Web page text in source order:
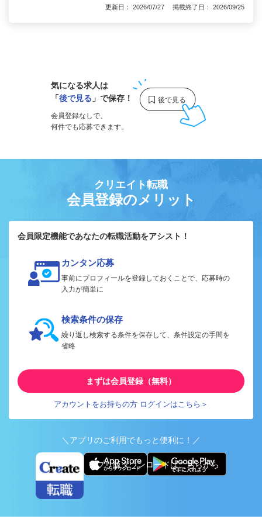
更新日： 2026/07/27 掲載終了日： 2026/09/25
気になる求人は
「後で見る 」で保存！
会員登録なしで、
何件でも応募できます。
クリエイト転職
会員登録のメリット
会員限定機能であなたの転職活動をアシスト！
カンタン応募
事前にプロフィールを登録しておくことで、応募時の
入力が簡単に
検索条件の保存
繰り返し検索する条件を保存して、条件設定の手間を
省略
まずは会員登録（無料）
アカウントをお持ちの方 ログインはこちら＞
＼アプリのご利用でもっと便利に！／
アプリ版ダウンロードはこちらから